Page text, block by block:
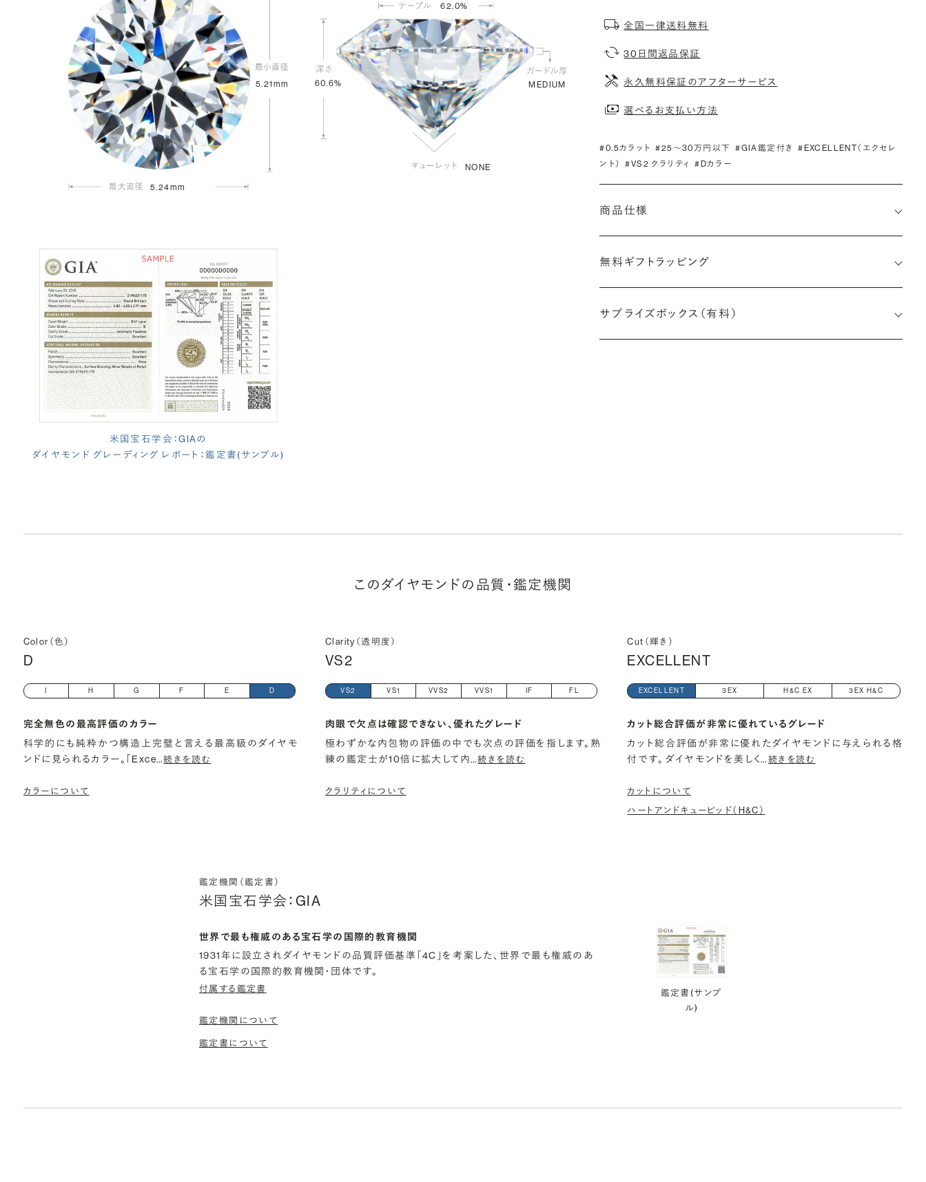
5.21mm
5.24mm
60.6%
62.0%
MEDIUM
NONE
米国宝石学会：GIAの
ダイヤモンド グレーディング レポート：鑑定書(サンプル)
全国一律送料無料
30日間返品保証
永久無料保証のアフターサービス
選べるお支払い方法
#0.5カラット #25〜30万円以下 #GIA鑑定付き
#EXCELLENT（エクセレ
ント）
#VS2 クラリティ #Dカラー
商品仕様
(最小直径-最大直径×深さ)
無料ギフトラッピング
サプライズボックス（有料）
このダイヤモンドの品質・鑑定機関
Color（色）
D
H G F E D
完全無色の最高評価のカラー
科学的にも純粋かつ構造上完璧と言える最高級のダイヤモ
ンドに見られるカラー。「Exce…続きを読む
カラーについて
Clarity（透明度）
VS2
VS2 VS1 VVS2 VVS1 IF FL
肉眼で欠点は確認できない、優れたグレード
極わずかな内包物の評価の中でも次点の評価を指します。熟
練の鑑定士が10倍に拡大して内…続きを読む
クラリティについて
Cut（輝き）
EXCELLENT
EXCELLENT 3EX H&C EX 3EX H&C
カット総合評価が非常に優れているグレード
カット総合評価が非常に優れたダイヤモンドに与えられる格
付です。 ダイヤモンドを美しく…続きを読む
カットについて
ハートアンドキューピッド（H&C）
鑑定機関（鑑定書）
米国宝石学会：GIA
世界で最も権威のある宝石学の国際的教育機関
1931年に設立されダイヤモンドの品質評価基準「4C」を考案した、世界で最も権威のあ
る宝石学の国際的教育機関・団体です。
付属する鑑定書
鑑定機関について
鑑定書について
鑑定書(サンプ
ル)